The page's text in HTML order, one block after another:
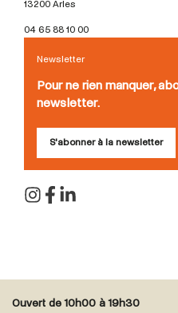
Ouvert de 10h00 à 19h30
13200 Arles
04 65 88 10 00
Newsletter
Pour ne rien manquer,
newsletter.
S'abonner à la newsletter